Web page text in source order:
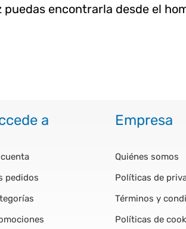
encontrarla desde el
a
pedidos
Empresa
Quiénes somos
Políticas de
Términos y
Políticas de